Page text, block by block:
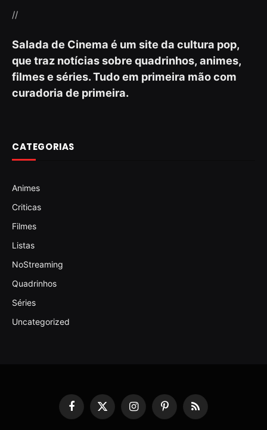
//
Salada de Cinema é um site da cultura pop,
que traz notícias sobre quadrinhos, animes,
filmes e séries. Tudo em primeira mão com
curadoria de primeira.
CATEGORIAS
Animes
Criticas
Filmes
Listas
NoStreaming
Quadrinhos
Séries
Uncategorized
Facebook
X
InstagramPinterestRSS